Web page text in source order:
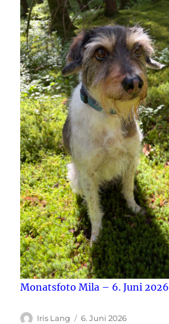
Monatsfoto Mila – 6. Juni 2026
Autor
Iris Lang
Veröffentlicht
6. Juni 2026